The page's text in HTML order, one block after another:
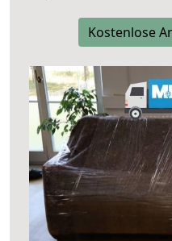
Kostenlose